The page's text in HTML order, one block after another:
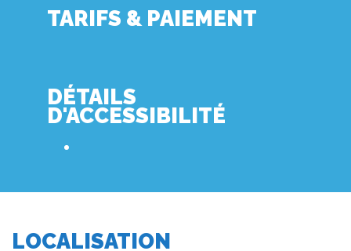
TARIFS & PAIEMENT
DÉTAILS
D'ACCESSIBILITÉ
LOCALISATION